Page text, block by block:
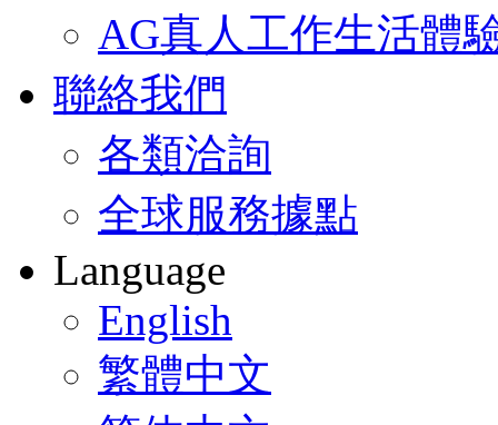
AG真人工作生活體
聯絡我們
各類洽詢
全球服務據點
Language
English
繁體中文